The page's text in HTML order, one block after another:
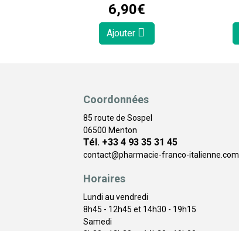
6,90€
Ajouter
Coordonnées
85 route de Sospel
06500 Menton
Tél. +33 4 93 35 31 45
contact@pharmacie-franco-italienne.com
Horaires
Lundi au vendredi
8h45 - 12h45 et 14h30 - 19h15
Samedi